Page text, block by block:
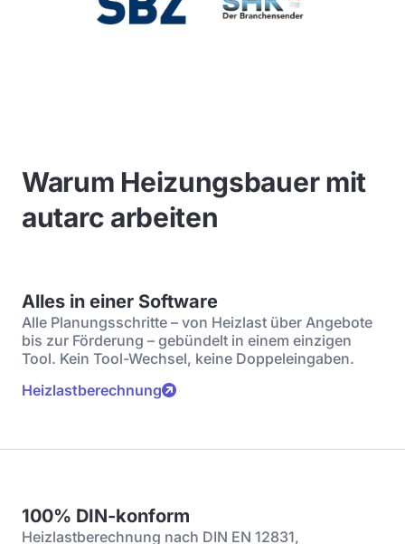
Warum Heizungsbauer mit
autarc arbeiten
Alles in einer Software
Alle Planungsschritte – von Heizlast über Angebote
bis zur Förderung – gebündelt in einem einzigen
Tool. Kein Tool-Wechsel, keine Doppeleingaben.
Heizlastberechnung
100% DIN-konform
Heizlastberechnung nach DIN EN 12831,